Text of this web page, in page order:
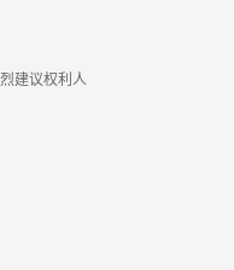
建议权利人